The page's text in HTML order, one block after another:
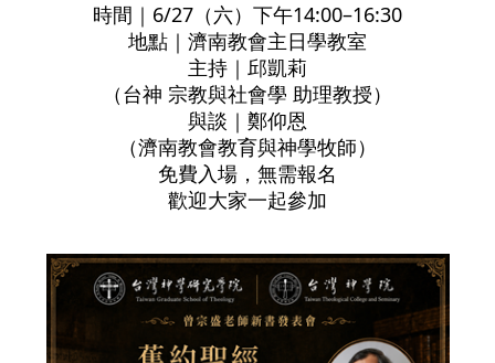
時間｜6/27（六）下午14:00–16:30
地點｜濟南教會主日學教室
主持｜邱凱莉
（台神 宗教與社會學 助理教授）
與談｜鄭仰恩
（濟南教會教育與神學牧師）
免費入場，無需報名
歡迎大家一起參加